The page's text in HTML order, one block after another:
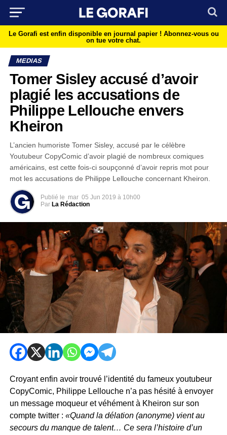
Le Gorafi est enfin disponible en journal papier ! Abonnez-vous ou
on tue votre chat.
MEDIAS
Tomer Sisley accusé d’avoir
plagié les accusations de
Philippe Lellouche envers
Kheiron
L’ancien humoriste Tomer Sisley, accusé par le célèbre
Youtubeur CopyComic d’avoir plagié de nombreux comiques
américains, est cette fois-ci soupçonné d’avoir repris mot pour
mot les accusations de Philippe Lellouche concernant Kheiron.
Publié le mar 05 Jun 2019 à 10h00
Par La Rédaction
Croyant enfin avoir trouvé l’identité du fameux youtubeur
CopyComic, Philippe Lellouche n’a pas hésité à envoyer
un message moqueur et véhément à Kheiron sur son
compte twitter : «Quand la délation (anonyme) vient au
secours du manque de talent… Ce sera l’histoire d’un